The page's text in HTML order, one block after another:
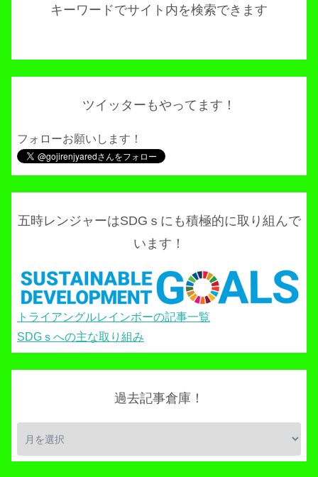
キーワードでサイト内を検索できます
ツイッターもやってます！
フォローお願いします！
五時レンジャーはSDGｓにも積極的に取り組んで
います！
トライアングルレインボーの記事一覧
SDGｓへの主な取り組み
過去記事倉庫！